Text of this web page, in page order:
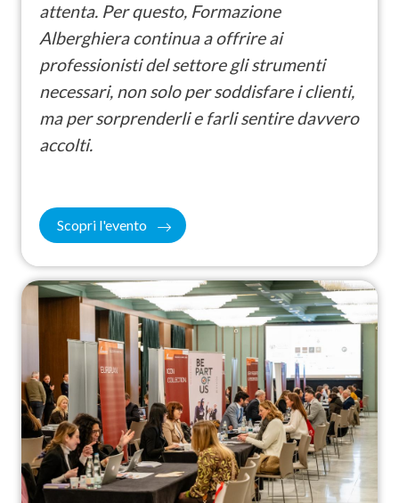
attenta. Per questo, Formazione
Alberghiera continua a offrire ai
professionisti del settore gli strumenti
necessari, non solo per soddisfare i clienti,
ma per sorprenderli e farli sentire davvero
accolti.
Scopri l'evento